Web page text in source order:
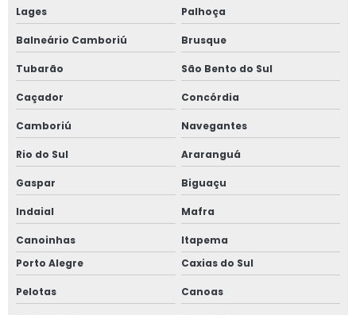
Lages Palhoça
Balneário Camboriú Brusque
Tubarão São Bento do Sul
Caçador Concórdia
Camboriú Navegantes
Rio do Sul Araranguá
Gaspar Biguaçu
Indaial Mafra
Canoinhas
Itapema
Porto Alegre
Caxias do Sul
Pelotas Canoas